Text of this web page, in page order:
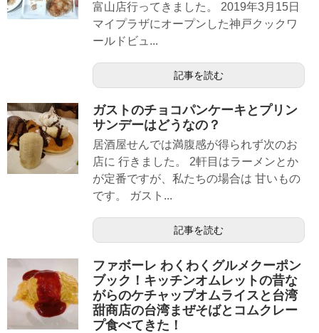
富山店行ってきました。 2019年3月15日
マイプラザにオープンした神戸クックワ
ールドビュ...
記事を読む
ガストのチョコパンケーキとプリン
サンデーはどうなの？
居酒屋せんでは満腹感が得られず次のお
店に 行きました。 2軒目はラーメンとか
が定番ですが、私たちの場合は 甘いもの
です。 ガスト...
記事を読む
ファボーレ わくわくグルメクーポン
ブック！キッチンオムレットの昔な
がらのケチャップオムライスと台湾
甜商店の台湾まぜそばとコムクレー
プ食べてきた！